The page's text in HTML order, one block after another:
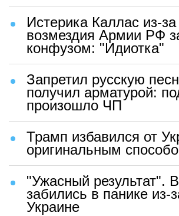
Истерика Каллас из-
возмездия Армии РФ
конфузом: "Идиотка"
Запретил русскую
получил арматурой:
произошло ЧП
Трамп избавился от
оригинальным
"Ужасный результат".
забились в панике из-
Украине